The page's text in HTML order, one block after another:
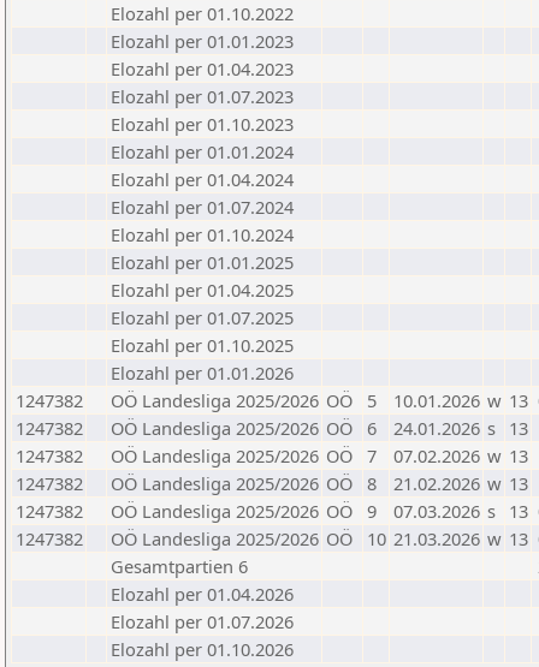
Elozahl per 01.10.2022
Elozahl per 01.01.2023
Elozahl per 01.04.2023
Elozahl per 01.07.2023
Elozahl per 01.10.2023
Elozahl per 01.01.2024
Elozahl per 01.04.2024
Elozahl per 01.07.2024
Elozahl per 01.10.2024
Elozahl per 01.01.2025
Elozahl per 01.04.2025
Elozahl per 01.07.2025
Elozahl per 01.10.2025
Elozahl per 01.01.2026
1247382
OÖ Landesliga 2025/2026 OÖ 5 10.01.2026 w 13
1247382
OÖ Landesliga 2025/2026 OÖ 6 24.01.2026 s 13
1247382
OÖ Landesliga 2025/2026 OÖ 7 07.02.2026 w 13
1247382
OÖ Landesliga 2025/2026 OÖ 8 21.02.2026 w 13
1247382
OÖ Landesliga 2025/2026 OÖ 9 07.03.2026 s 13
1247382
OÖ Landesliga 2025/2026 OÖ 10 21.03.2026 w 13
Gesamtpartien 6
Elozahl per 01.04.2026
Elozahl per 01.07.2026
Elozahl per 01.10.2026